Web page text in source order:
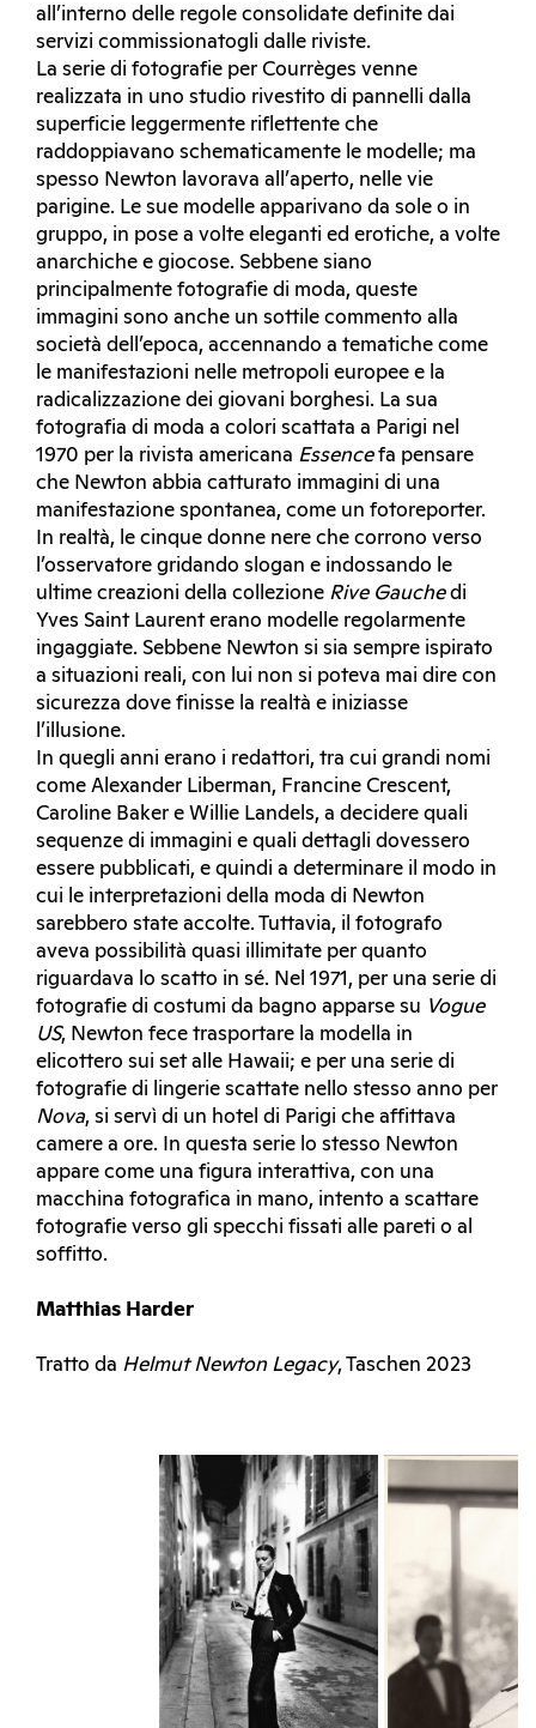
all’interno delle regole consolidate definite dai
servizi commissionatogli dalle riviste.
La serie di fotografie per Courrèges venne
realizzata in uno studio rivestito di pannelli dalla
superficie leggermente riflettente che
raddoppiavano schematicamente le modelle; ma
spesso Newton lavorava all’aperto, nelle vie
parigine. Le sue modelle apparivano da sole o in
gruppo, in pose a volte eleganti ed erotiche, a volte
anarchiche e giocose. Sebbene siano
principalmente fotografie di moda, queste
immagini sono anche un sottile commento alla
società dell’epoca, accennando a tematiche come
le manifestazioni nelle metropoli europee e la
radicalizzazione dei giovani borghesi. La sua
fotografia di moda a colori scattata a Parigi nel
1970 per la rivista americana Essencefa pensare
che Newton abbia catturato immagini di una
manifestazione spontanea, come un fotoreporter.
In realtà, le cinque donne nere che corrono verso
l’osservatore gridando slogan e indossando le
ultime creazioni della collezione Rive Gauchedi
Yves Saint Laurent erano modelle regolarmente
ingaggiate. Sebbene Newton si sia sempre ispirato
a situazioni reali, con lui non si poteva mai dire con
sicurezza dove finisse la realtà e iniziasse
l’illusione.
In quegli anni erano i redattori, tra cui grandi nomi
come Alexander Liberman, Francine Crescent,
Caroline Baker e Willie Landels, a decidere quali
sequenze di immagini e quali dettagli dovessero
essere pubblicati, e quindi a determinare il modo in
cui le interpretazioni della moda di Newton
sarebbero state accolte. Tuttavia, il fotografo
aveva possibilità quasi illimitate per quanto
riguardava lo scatto in sé. Nel 1971, per una serie di
fotografie di costumi da bagno apparse su Vogue
US, Newton fece trasportare la modella in
elicottero sui set alle Hawaii; e per una serie di
fotografie di lingerie scattate nello stesso anno per
Nova, si servì di un hotel di Parigi che affittava
camere a ore. In questa serie lo stesso Newton
appare come una figura interattiva, con una
macchina fotografica in mano, intento a scattare
fotografie verso gli specchi fissati alle pareti o al
soffitto.
Matthias Harder
Tratto da Helmut Newton Legacy, Taschen 2023